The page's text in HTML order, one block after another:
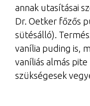
annak utasításai
Dr. Oetker főzős
sütésálló).
vanília puding is,
vaníliás almás
szükségesek